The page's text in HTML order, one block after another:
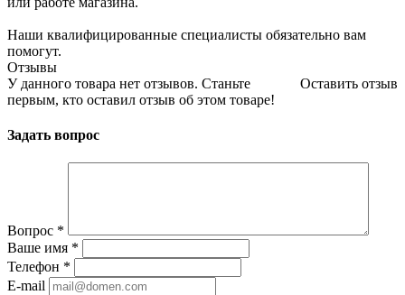
Наши квалифицированные специалисты обязательно вам
помогут.
Отзывы
Оставить отзыв
У данного товара нет отзывов. Станьте
первым, кто оставил отзыв об этом товаре!
Задать вопрос
Вопрос *
Ваше имя *
Телефон *
E-mail